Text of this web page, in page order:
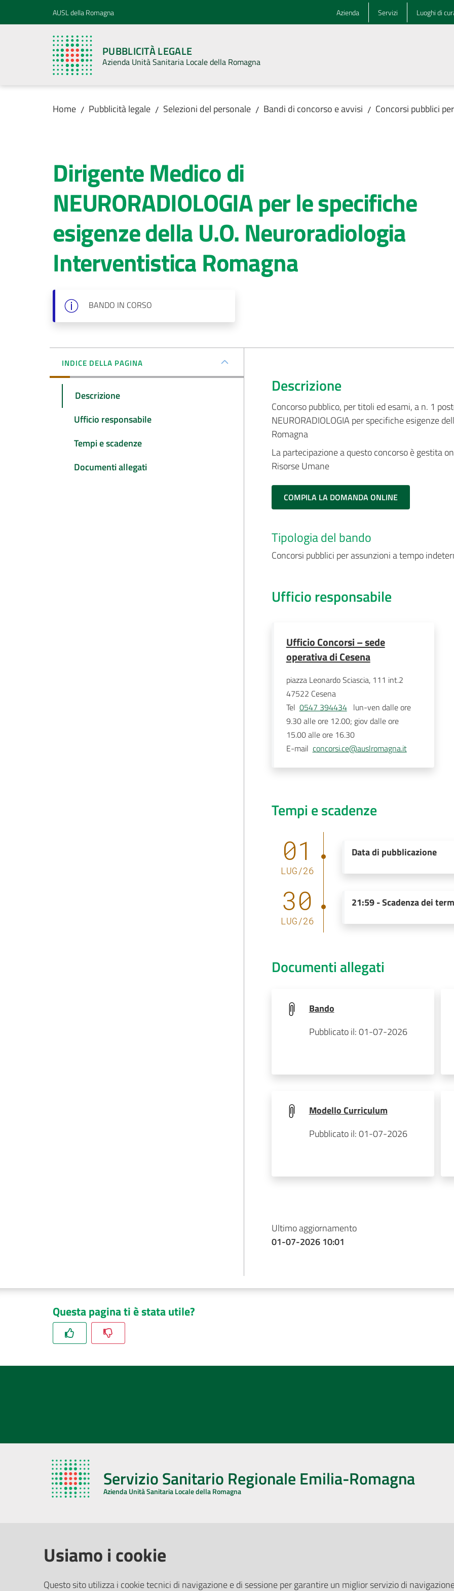
Vai al contenuto
Vai alla navigazioneAUSL della Romagna Azienda Servizi Luoghi di
PUBBLICITÀ LEGALE
Azienda Unità Sanitaria Locale della Romagna
Home / Pubblicità legale / Selezioni del personale / Bandi di concorso e avvisi / Concorsi pubblici
Dirigente Medico di
NEURORADIOLOGIA per le specifiche
esigenze della U.O. Neuroradiologia
Interventistica Romagna
BANDO IN CORSO
INDICE DELLA PAGINA
Descrizione
Ufficio responsabile
Tempi e scadenze
Documenti allegati
Descrizione
Concorso pubblico, per titoli ed esami, a n. 1
NEURORADIOLOGIA per specifiche esigenze
Romagna
La partecipazione a questo concorso è gestita
Risorse Umane
COMPILA LA DOMANDA ONLINE
Tipologia del bando
Concorsi pubblici per assunzioni a tempo
Ufficio responsabile
Ufficio Concorsi – sede
operativa di Cesena
piazza Leonardo Sciascia, 111 int.2
47522 Cesena
Tel 0547 394434
   lun-ven dalle ore
9.30 alle ore 12.00; giov dalle ore
15.00 alle ore 16.30
E-mail concorsi.ce@auslromagna.it
Tempi e scadenze
01
LUG/26
Data di pubblicazione
30
LUG/26
21:59-Scadenza dei
Documenti allegati
Bando
Pubblicato il: 01-07-2026
Modello Curriculum
Pubblicato il: 01-07-2026
Ultimo aggiornamento
01-07-2026 10:01
Questa pagina ti è stata utile?
Servizio Sanitario Regionale Emilia-Romagna
Azienda Unità Sanitaria Locale della Romagna
Via De Gasperi, 8 - 48121 Ravenna (RA)
Pubblicità legale
Usiamo i cookie
Questo sito utilizza i cookie tecnici di navigazione e di sessione per garantire un miglior servizio di